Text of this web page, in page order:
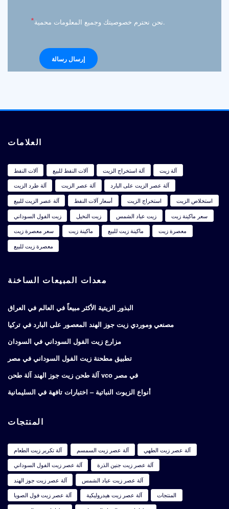
* نحن نحترم خصوصيتك وجميع المعلومات محمية.
العلامات
آلات النفط آلات النفط للبيع آلة استخراج الزيت
آلة زيت
آلة طرد الزيت
آلة عصر الزيت
آلة عصر الزيت على البارد
آلة عصر الزيت للبيع
أسعار آلات النفط استخراج الزيت
استخلاص الزيت
زيت الفول السوداني
زيت النخيل زيت عباد الشمس
سعر ماكينة زيت
سعر معصرة زيت
ماكينة زيت ماكينة زيت للبيع
معصرة زيت
معصرة زيت للبيع
معدات المبيعات الساخنة
البذور الزيتية الأكثر مبيعاً في العالم في العراق
مصنعي وموردي زيت جوز الهند المعصور على البارد في تركيا
مزارع زيت الفول السوداني في السودان
تطبيق مطحنة زيت الفول السوداني في مصر
آلة طحن زيت جوز الهند آلة طحن vco في مصر
أنواع الزيوت النباتية – اختبارات تافهة في السليمانية
المنتجات
آلة تكرير زيت الطعام آلة عصر زيت السمسم
آلة عصر زيت الطهي
آلة عصر زيت الفول السوداني
آلة عصر زيت جنين الذرة
آلة عصر زيت جوز الهند
آلة عصر زيت عباد الشمس
آلة عصر زيت فول الصويا
آلة عصر زيت هيدروليكية
المنتجات